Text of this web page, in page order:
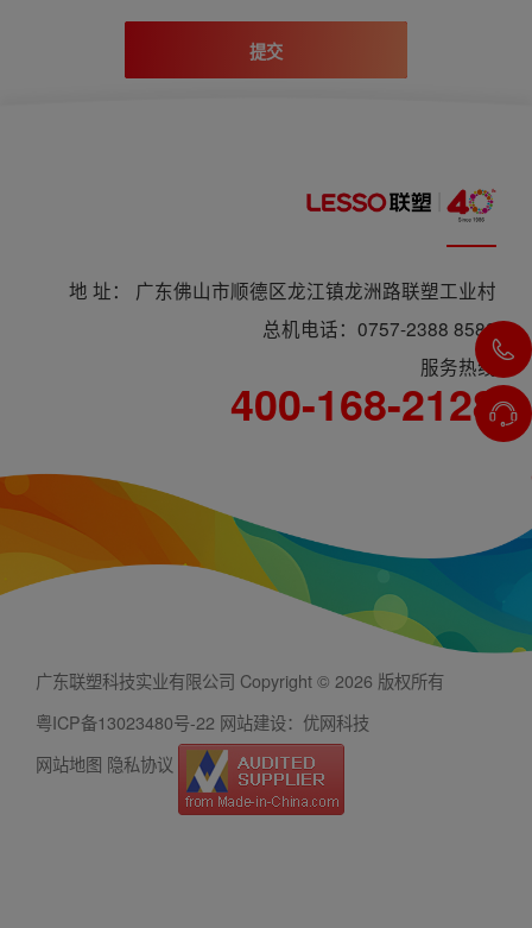
提交
地 址： 广东佛山市顺德区龙江镇龙洲路联塑工业村
总机电话：0757-2388 8588
服务热线
400-168-2128
广东联塑科技实业有限公司 Copyright © 2026 版权所有
粤ICP备13023480号-22 网站建设：优网科技
网站地图 隐私协议